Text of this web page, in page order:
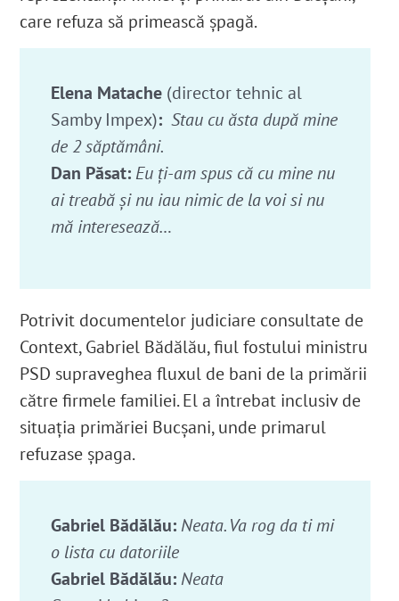
care refuza să primească șpagă.
Elena Matache (director tehnic al
Samby Impex): Stau cu ăsta după mine
de 2 săptămâni.
Dan Păsat: Eu ţi-am spus că cu mine nu
ai treabă şi nu iau nimic de la voi si nu
mă interesează…
Potrivit documentelor judiciare consultate de
Context, Gabriel Bădălău, fiul fostului ministru
PSD supraveghea fluxul de bani de la primării
către firmele familiei. El a întrebat inclusiv de
situația primăriei Bucșani, unde primarul
refuzase șpaga.
Gabriel Bădălău: Neata. Va rog da ti mi
o lista cu datoriile
Gabriel Bădălău: Neata